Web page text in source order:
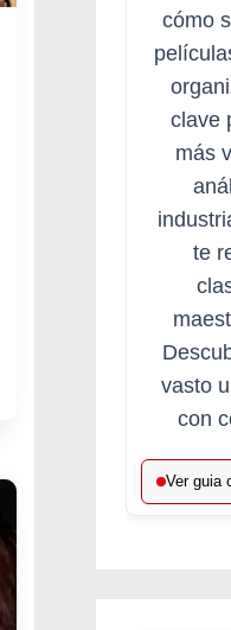
cómo
clave
más
te
vasto
con
Ver guia